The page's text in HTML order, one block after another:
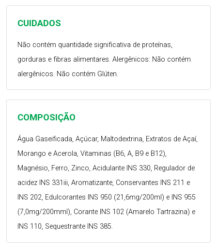
COMPOSIÇÃO
Água Gaseificada, Açúcar, Maltodextrina, Extratos de Açaí,
Morango e Acerola, Vitaminas (B6, A, B9 e B12),
Magnésio, Ferro, Zinco, Acidulante INS 330, Regulador de
acidez INS 331iii, Aromatizante, Conservantes INS 211 e
INS 202, Edulcorantes INS 950 (21,6mg/200ml) e INS 955
(7,0mg/200mml), Corante INS 102 (Amarelo Tartrazina) e
INS 110, Sequestrante INS 385.
CUIDADOS
Não contém quantidade significativa de proteínas,
gorduras e fibras alimentares. Alergênicos: Não contém
alergênicos. Não contém Glúten.